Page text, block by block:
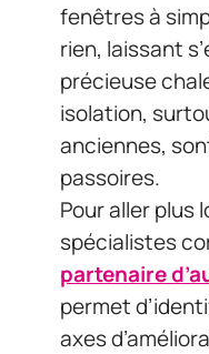
fenêtres à
rien, laissant
précieuse
isolation,
anciennes,
passoires.
Pour aller plus
spécialistes
partenaire
permet
axes